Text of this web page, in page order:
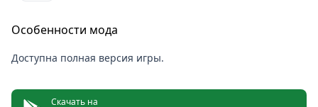
персоналом грамотно для достижения
максимального результата.
Популярность открывает двери на самые
Особенности мода
Доступна полная версия игры.
Скачать на